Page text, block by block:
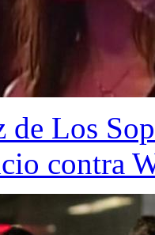
Los
contra